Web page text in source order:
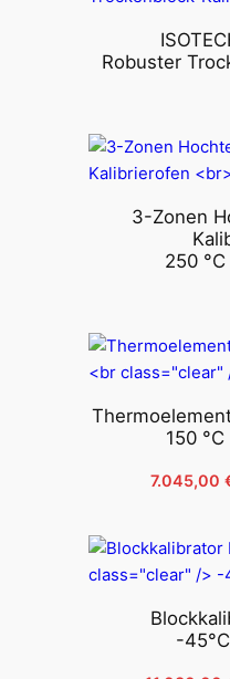
Robuster
3-Zonen
250
150
7.045,00
-